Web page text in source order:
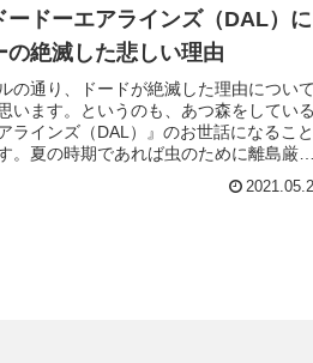
ードーエアラインズ（DAL）に
の絶滅した悲しい理由
の通り、ドードが絶滅した理由について
います。というのも、あつ森をしている
ラインズ（DAL）』のお世話になること
。夏の時期であれば虫のために離島厳選